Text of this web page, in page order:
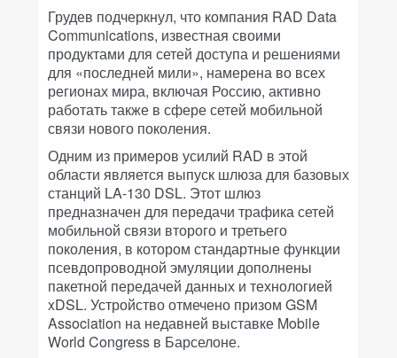
Грудев подчеркнул, что компания RAD Data
Communications, известная своими
продуктами для сетей доступа и решениями
для «последней мили», намерена во всех
регионах мира, включая Россию, активно
работать также в сфере сетей мобильной
связи нового поколения.
Одним из примеров усилий RAD в этой
области является выпуск шлюза для базовых
станций LA-130 DSL. Этот шлюз
предназначен для передачи трафика сетей
мобильной связи второго и третьего
поколения, в котором стандартные функции
псевдопроводной эмуляции дополнены
пакетной передачей данных и технологией
xDSL. Устройство отмечено призом GSM
Association на недавней выставке Mobile
World Congress в Барселоне.